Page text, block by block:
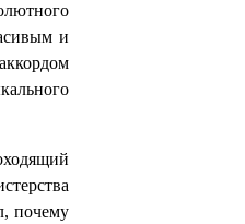
и
почему